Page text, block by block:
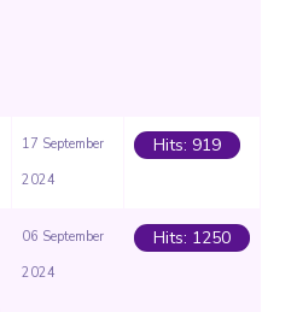
17 September
2024
Hits: 919
06 September
2024
Hits: 1250